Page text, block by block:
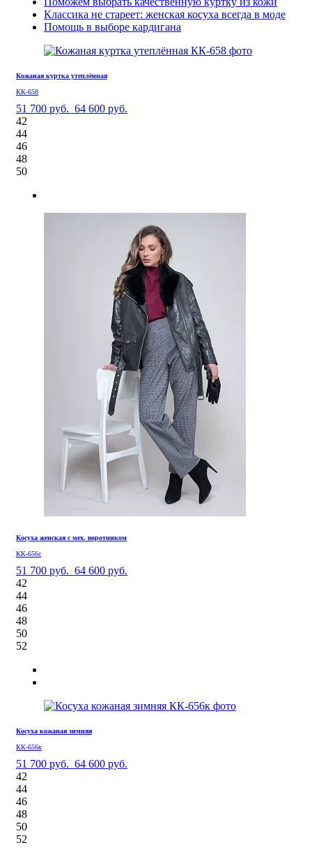
Классика не стареет: женская косуха всегда в моде
Помощь в выборе кардигана
Кожаная куртка утеплённая
КК-658
51 700 руб. 64 600 руб.
42
44
46
48
50
Косуха женская с мех. воротником
КК-656с
51 700 руб. 64 600 руб.
42
44
46
48
50
52
Косуха кожаная зимняя
КК-656к
51 700 руб. 64 600 руб.
42
44
46
48
50
52